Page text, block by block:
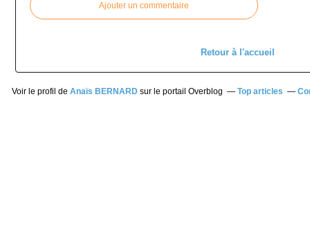
Ajouter un commentaire
Retour à l'accueil
Voir le profil de Anaïs BERNARDsur le portail Overblog Top articles